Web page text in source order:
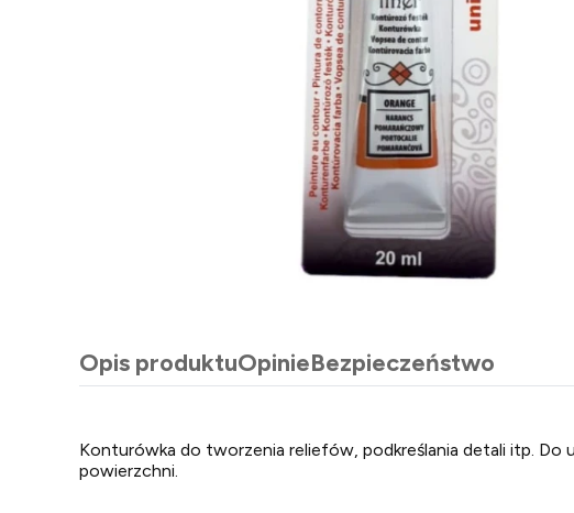
Opis produktuOpinieBezpieczeństwo
Konturówka do tworzenia reliefów, podkreślania detali itp. Do
powierzchni.